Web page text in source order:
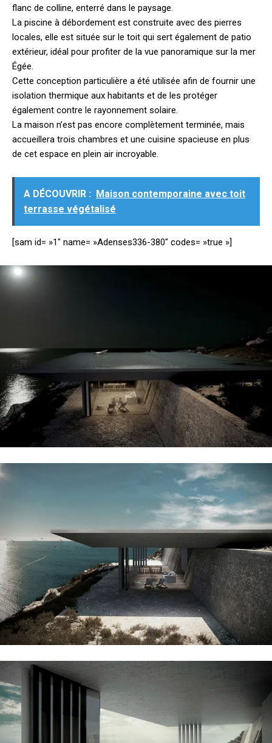
flanc de colline, enterré dans le paysage.
La piscine à débordement est construite avec des pierres
locales, elle est située sur le toit qui sert également de patio
extérieur, idéal pour profiter de la vue panoramique sur la mer
Égée.
Cette conception particulière a été utilisée afin de fournir une
isolation thermique aux habitants et de les protéger
également contre le rayonnement solaire.
La maison n’est pas encore complètement terminée, mais
accueillera trois chambres et une cuisine spacieuse en plus
de cet espace en plein air incroyable.
A DÉCOUVRIR :
Maison contemporaine avec toit
terrasse végétalisé
[sam id= »1″ name= »Adenses336-380″ codes= »true »]